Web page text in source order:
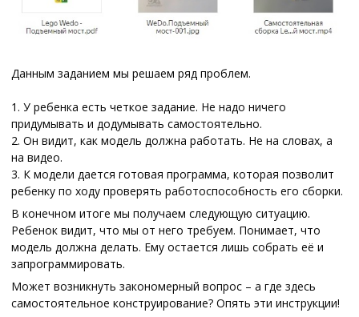
Данным заданием мы решаем ряд проблем.
1. У ребенка есть четкое задание. Не надо ничего
придумывать и додумывать самостоятельно.
2. Он видит, как модель должна работать. Не на словах, а
на видео.
3. К модели дается готовая программа, которая позволит
ребенку по ходу проверять работоспособность его сборки.
В конечном итоге мы получаем следующую ситуацию.
Ребенок видит, что мы от него требуем. Понимает, что
модель должна делать. Ему остается лишь собрать её и
запрограммировать.
Может возникнуть закономерный вопрос – а где здесь
самостоятельное конструирование? Опять эти инструкции!